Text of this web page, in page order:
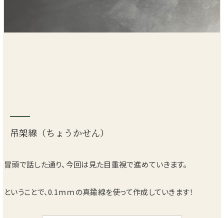
吊架線（ちょうかせん）
冒頭で話した通り、今回は見た目重視で進めていきます。
ということで、0.1ｍｍの真鍮線を使って作成していきます！